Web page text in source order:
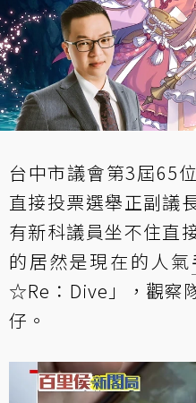
台中市議會第3屆65
直接投票選舉正副議
有新科議員坐不住直
的居然是現在的人氣
☆Re：Dive」，觀察
仔。